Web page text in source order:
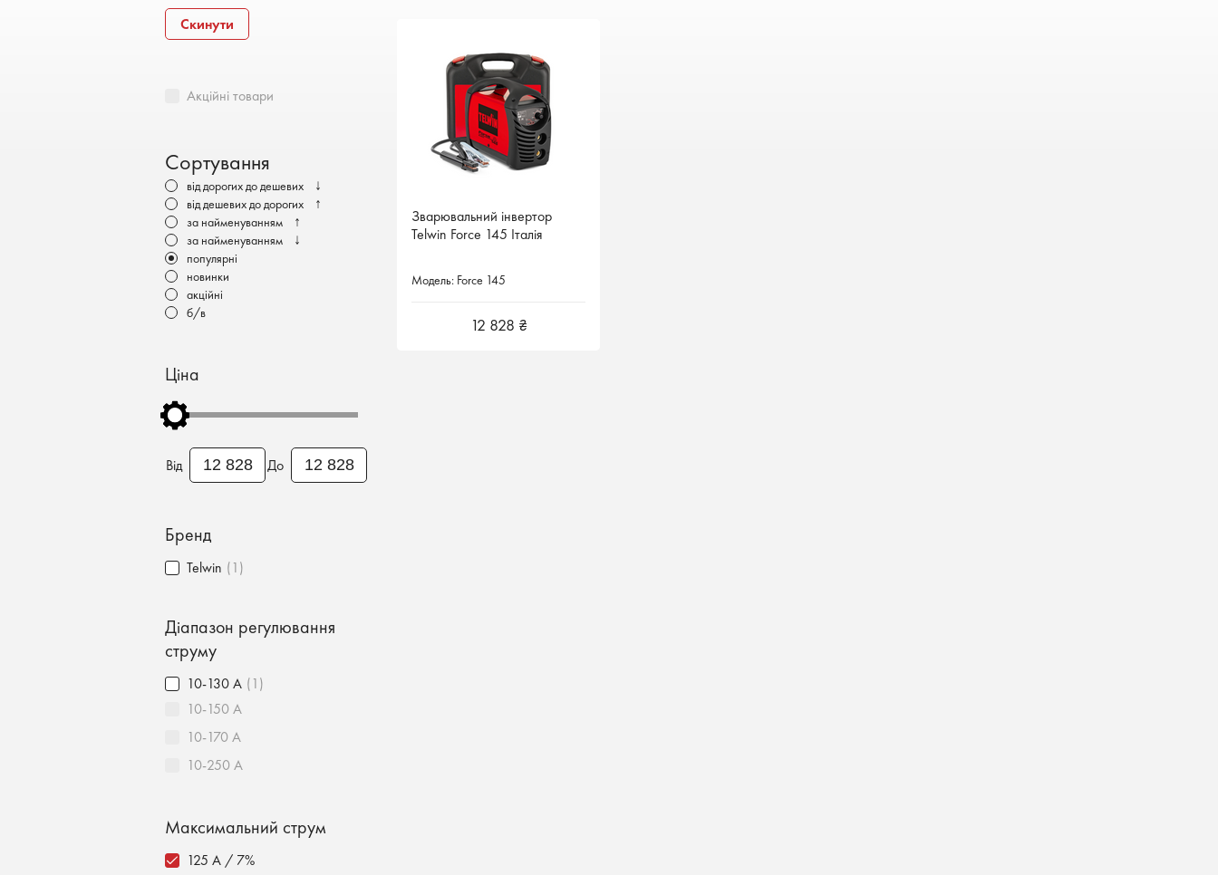
Електромобілі
Скинути
Акційні товари
Сортування
від дорогих до дешевих ↓
від дешевих до дорогих ↑
за найменуванням ↑
за найменуванням ↓
популярні
новинки
акційні
б/в
Ціна
Від До
Бренд
Telwin (1)
Діапазон регулювання
струму
10-130 А (1)
10-150 А
10-170 А
10-250 А
Максимальний струм
125 А / 7%
Зварювальний інвертор
Telwin Force 145 Італія
Модель: Force 145
12 828 ₴
Зварювальний інвертор
Telwin Force 145 Італія
Модель: Force 145
12 828 ₴